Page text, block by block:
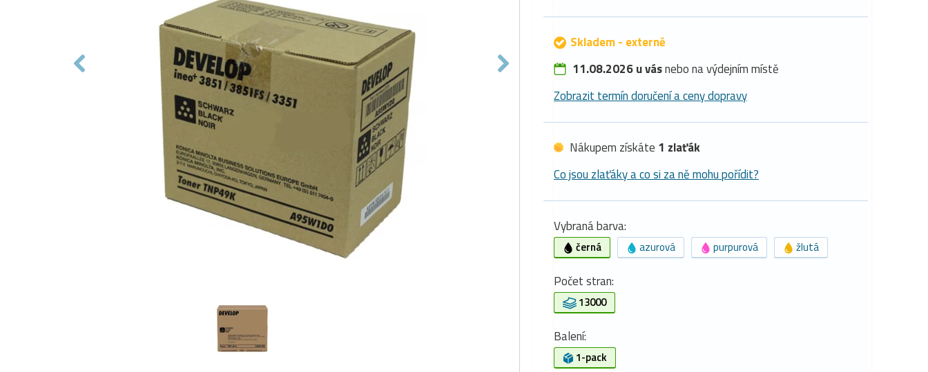
Skladem - externě
11.08.2026 u vásnebo na výdejním místě
Zobrazit termín doručení a ceny dopravy
Nákupem získáte 1 zlaťák
Co jsou zlaťáky a co si za ně mohu pořídit?
Vybraná barva:
černá azurová purpurová žlutá
Počet stran:
13000
Balení:
1-pack